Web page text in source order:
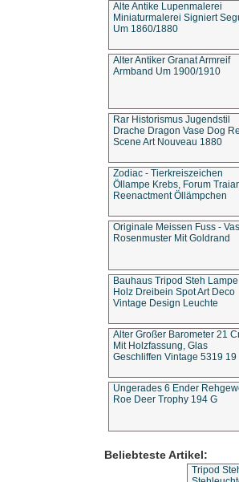
Alte Antike Lupenmalerei
Miniaturmalerei Signiert
Um 1860/1880
Alter Antiker Granat Armreif
Armband Um 1900/1910
Rar Historismus Jugendstil
Drache Dragon Vase Dog
Scene Art Nouveau 1880
Zodiac - Tierkreiszeichen
Öllampe Krebs, Forum
Reenactment Öllämpchen
Originale Meissen Fuss -
Rosenmuster Mit Goldrand
Bauhaus Tripod Steh Lampe
Holz Dreibein Spot Art Deco
Vintage Design Leuchte
Alter Großer Barometer 21
Mit Holzfassung, Glas
Geschliffen Vintage 5319 19
Ungerades 6 Ender
Roe Deer Trophy 194 G
Beliebteste Artikel:
Tripod